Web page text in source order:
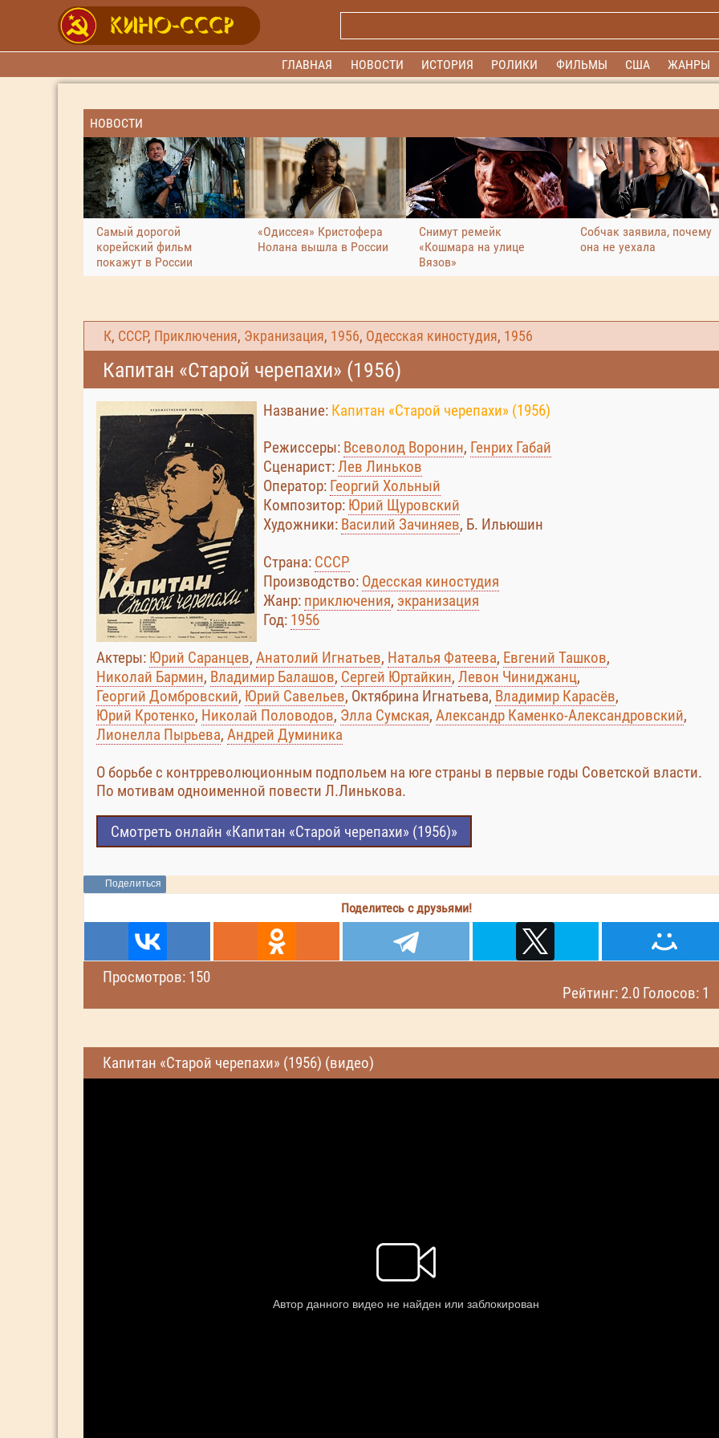
ГЛАВНАЯ НОВОСТИ ИСТОРИЯ РОЛИКИ ФИЛЬМЫ США ЖАНРЫ
НОВОСТИ
Самый дорогой
корейский фильм
покажут в России
«Одиссея» Кристофера
Нолана вышла в России
Снимут ремейк
«Кошмара на улице
Вязов»
Собчак заявила, почему
она не уехала
К, СССР, Приключения, Экранизация, 1956, Одесская киностудия, 1956
Капитан «Старой черепахи» (1956)
Название: Капитан «Старой черепахи» (1956)
Режиссеры: Всеволод Воронин, Генрих Габай
Сценарист:Лев Линьков
Оператор: Георгий Хольный
Композитор: Юрий Щуровский
Художники: Василий Зачиняев, Б. Ильюшин
Страна: СССР
Производство: Одесская киностудия
Жанр: приключения, экранизация
Год: 1956
Актеры: Юрий Саранцев, Анатолий Игнатьев, Наталья Фатеева, Евгений Ташков,
Николай Бармин, Владимир Балашов, Сергей Юртайкин, Левон Чиниджанц,
Георгий Домбровский, Юрий Савельев, Октябрина Игнатьева, Владимир Карасёв,
Юрий Кротенко, Николай Половодов, Элла Сумская, Александр Каменко-Александровский,
Лионелла Пырьева, Андрей Думиника
О борьбе с контрреволюционным подпольем на юге страны в первые годы Советской власти.
По мотивам одноименной повести Л.Линькова.
Смотреть онлайн «Капитан «Старой черепахи» (1956)»
Поделиться
Поделитесь с друзьями!
Просмотров: 150
Рейтинг: 2.0 Голосов: 1
Капитан «Старой черепахи» (1956) (видео)